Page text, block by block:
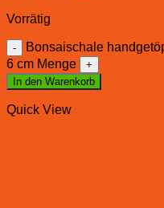
Vorrätig
Bonsaischale
6 cm Menge
In den Warenkorb
Quick View